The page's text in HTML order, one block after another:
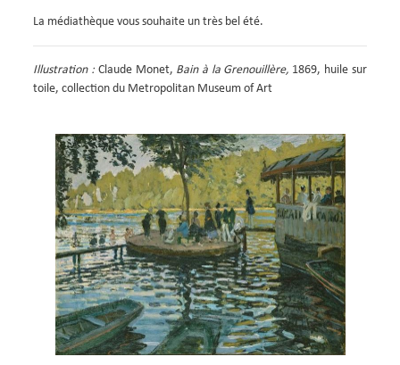
La médiathèque vous souhaite un très bel été.
Illustration : Claude Monet, Bain à la Grenouillère, 1869, huile sur
toile, collection du Metropolitan Museum of Art
Image